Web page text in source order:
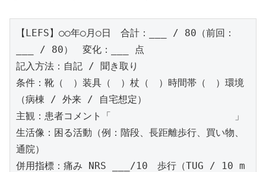
【LEFS】○○年○月○日　合計：___ / 80（前回：
___ / 80）　変化：___ 点
記入方法：自記 / 聞き取り
条件：靴（　）装具（　）杖（　）時間帯（　）環境
（病棟 / 外来 / 自宅想定）
主観：患者コメント「　　　　　　　　　　　　　」
生活像：困る活動（例：階段、長距離歩行、買い物、
通院）
併用指標：痛み NRS ___/10　歩行（TUG / 10 m